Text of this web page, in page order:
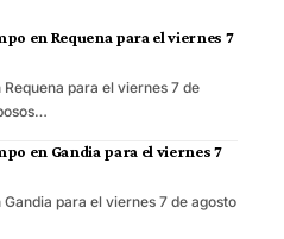
en Requena para el viernes 7
para el viernes 7 de
en Gandia para el viernes 7
para el viernes 7 de agosto